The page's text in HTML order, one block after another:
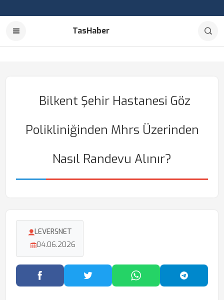
TasHaber
Bilkent Şehir Hastanesi Göz
Polikliniğinden Mhrs Üzerinden
Nasıl Randevu Alınır?
LEVERSNET
04.06.2026
Facebook'ta PaylaşTwitter'da PaylaşWhatsApp'ta Paylaş